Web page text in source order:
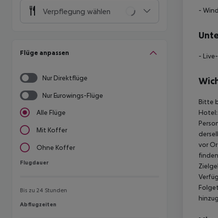
Verpflegung wählen
Flüge anpassen
Nur Direktflüge
Nur Eurowings-Flüge
Alle Flüge
Mit Koffer
Ohne Koffer
Flugdauer
Flugdauer
Bis zu 24 Stunden
Abflugzeiten
Abflugzeiten
-
-
Bitte
Hotel:
vor